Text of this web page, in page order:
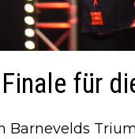
für
Barnevelds